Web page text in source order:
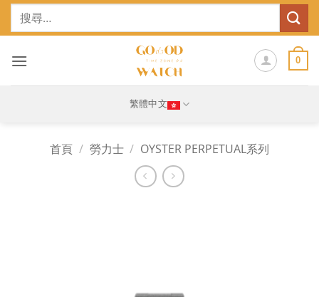
Skip
鍵
0
繁體中文
首頁 / 勞力士 / OYSTER PERPETUAL系列